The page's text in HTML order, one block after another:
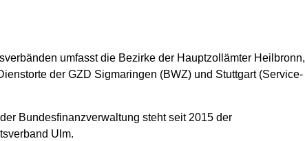
umfasst die Bezirke der Hauptzollämter Heilbronn,
der GZD Sigmaringen (BWZ) und Stuttgart (Service-
Bundesfinanzverwaltung steht seit 2015 der
Ulm.